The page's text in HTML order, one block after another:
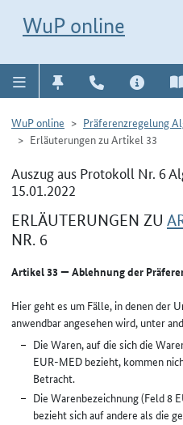
WuP online
WuP online Präferenzregelung
Erläuterungen zu Artikel 33
Auszug aus Protokoll Nr. 6
15.01.2022
ERLÄUTERUNGEN ZU
NR. 6
Artikel 33 — Ablehnung der
Hier geht es um Fälle, in denen der
anwendbar angesehen wird, unter
Die Waren, auf die sich die
EUR-MED bezieht, kommen
Betracht.
Die Warenbezeichnung (Feld 8
bezieht sich auf andere als die